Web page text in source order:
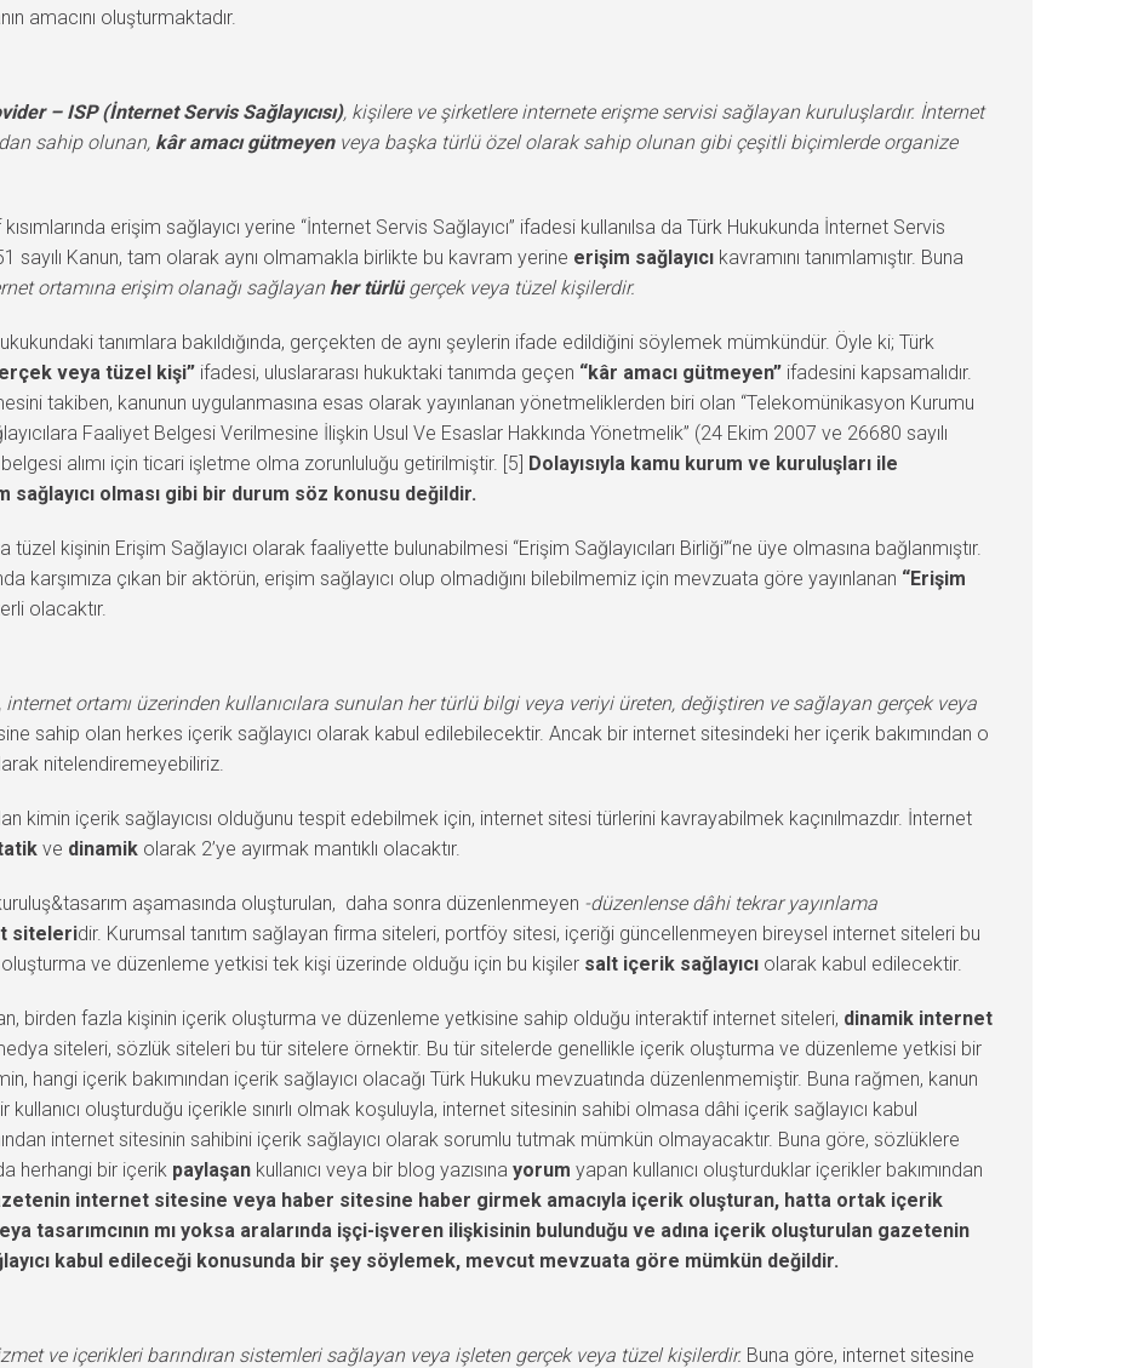
amacını oluşturmaktadır.
– ISP (İnternet Servis Sağlayıcısı), kişilere ve şirketlere internete erişme servisi sağlayan kuruluşlardır. İnternet
sahip olunan, kâr amacı gütmeyenveya başka türlü özel olarak sahip olunan gibi çeşitli biçimlerde organize
erişim sağlayıcı yerine “İnternet Servis Sağlayıcı” ifadesi kullanılsa da Türk Hukukunda İnternet Servis
sayılı Kanun, tam olarak aynı olmamakla birlikte bu kavram yerine erişim sağlayıcı kavramını tanımlamıştır. Buna
ortamına erişim olanağı sağlayanher türlügerçek veya tüzel kişilerdir.
tanımlara bakıldığında, gerçekten de aynı şeylerin ifade edildiğini söylemek mümkündür. Öyle ki; Türk
veya tüzel kişi” ifadesi, uluslararası hukuktaki tanımda geçen “kâr amacı gütmeyen” ifadesini kapsamalıdır.
takiben, kanunun uygulanmasına esas olarak yayınlanan yönetmeliklerden biri olan “Telekomünikasyon Kurumu
Faaliyet Belgesi Verilmesine İlişkin Usul Ve Esaslar Hakkında Yönetmelik” (24 Ekim 2007 ve 26680 sayılı
alımı için ticari işletme olma zorunluluğu getirilmiştir. [5] Dolayısıyla kamu kurum ve kuruluşları ile
olması gibi bir durum söz konusu değildir.
kişinin Erişim Sağlayıcı olarak faaliyette bulunabilmesi “Erişim Sağlayıcıları Birliği”‘ne üye olmasına bağlanmıştır.
karşımıza çıkan bir aktörün, erişim sağlayıcı olup olmadığını bilebilmemiz için mevzuata göre yayınlanan “Erişim
olacaktır.
internet ortamı üzerinden kullanıcılara sunulan her türlü bilgi veya veriyi üreten, değiştiren ve sağlayan gerçek veya
sahip olan herkes içerik sağlayıcı olarak kabul edilebilecektir. Ancak bir internet sitesindeki her içerik bakımından o
nitelendiremeyebiliriz.
kimin içerik sağlayıcısı olduğunu tespit edebilmek için, internet sitesi türlerini kavrayabilmek kaçınılmazdır. İnternet
ve dinamik olarak 2’ye ayırmak mantıklı olacaktır.
aşamasında oluşturulan, daha sonra düzenlenmeyen -düzenlense dâhi tekrar yayınlama
siteleridir. Kurumsal tanıtım sağlayan firma siteleri, portföy sitesi, içeriği güncellenmeyen bireysel internet siteleri bu
ve düzenleme yetkisi tek kişi üzerinde olduğu için bu kişiler salt içerik sağlayıcı olarak kabul edilecektir.
birden fazla kişinin içerik oluşturma ve düzenleme yetkisine sahip olduğu interaktif internet siteleri, dinamik internet
siteleri, sözlük siteleri bu tür sitelere örnektir. Bu tür sitelerde genellikle içerik oluşturma ve düzenleme yetkisi bir
hangi içerik bakımından içerik sağlayıcı olacağı Türk Hukuku mevzuatında düzenlenmemiştir. Buna rağmen, kanun
oluşturduğu içerikle sınırlı olmak koşuluyla, internet sitesinin sahibi olmasa dâhi içerik sağlayıcı kabul
internet sitesinin sahibini içerik sağlayıcı olarak sorumlu tutmak mümkün olmayacaktır. Buna göre, sözlüklere
herhangi bir içerik paylaşan kullanıcı veya bir blog yazısına yorum yapan kullanıcı oluşturduklar içerikler bakımından
internet sitesine veya haber sitesine haber girmek amacıyla içerik oluşturan, hatta ortak içerik
tasarımcının mı yoksa aralarında işçi-işveren ilişkisinin bulunduğu ve adına içerik oluşturulan gazetenin
kabul edileceği konusunda bir şey söylemek, mevcut mevzuata göre mümkün değildir.
ve içerikleri barındıran sistemleri sağlayan veya işleten gerçek veya tüzel kişilerdir. Buna göre, internet sitesine